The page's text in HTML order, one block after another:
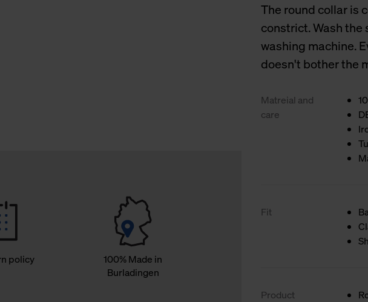
policy
100% Made in
Burladingen
The round collar is
constrict. Wash the
washing machine.
doesn't bother the
Matreial and
care
Fit
Product